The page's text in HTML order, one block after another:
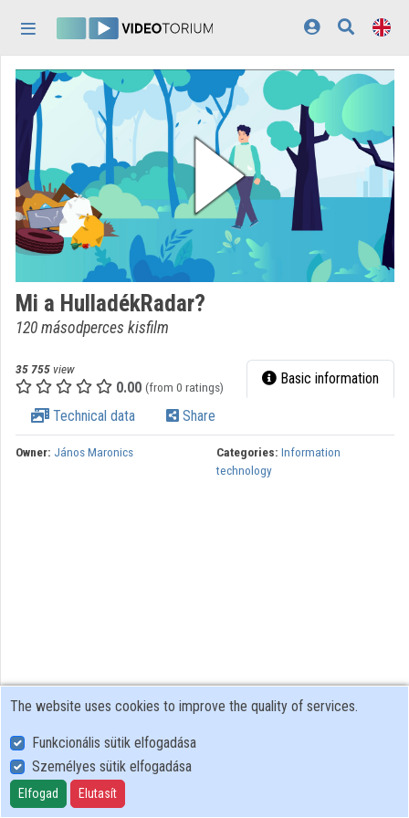
Home
Log In
Discovery
Categories
Playlists
Organizations
Contributors
Mi a HulladékRadar?
120 másodperces kisfilm
35 755 view
0.00 (from 0 ratings) Basic information
Technical data Share
Owner: János Maronics Categories: Information
technology
User Policy
Adatkezelési tájékoztató (en)
Cookie Policy
The website uses cookies to improve the quality of services.
Funkcionális sütik elfogadása
Személyes sütik elfogadása
Elfogad Elutasít